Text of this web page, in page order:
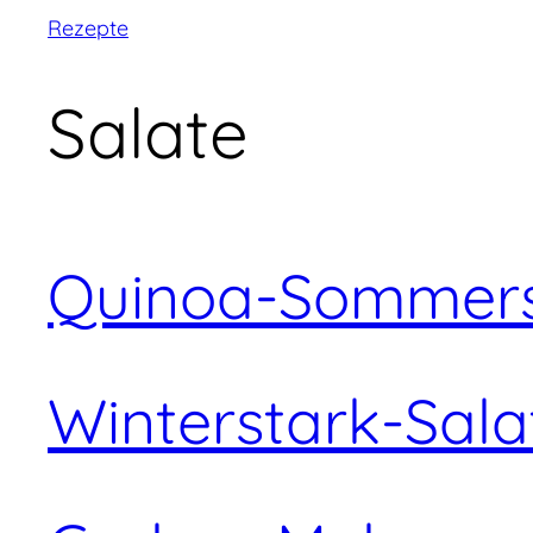
Rezepte
Salate
Quinoa-
Winterstark-